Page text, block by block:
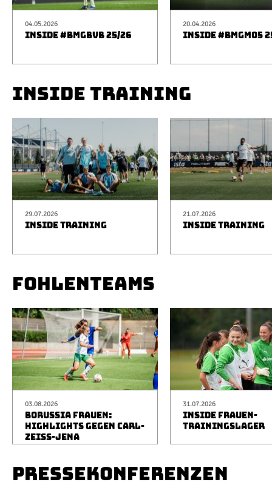
04.05.2026
INSIDE #BMGBVB 25/26
20.04.2026
INSIDE #BMGM05
INSIDE TRAINING
29.07.2026
INSIDE TRAINING
21.07.2026
INSIDE TRAINING
FOHLENTEAMS
03.08.2026
BORUSSIA FRAUEN:
HIGHLIGHTS GEGEN CARL-
ZEISS-JENA
31.07.2026
INSIDE FRAUEN-
TRAININGSLAGER
PRESSEKONFERENZEN